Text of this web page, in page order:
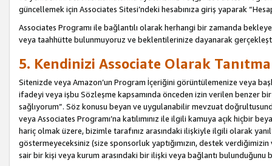
güncellemek için Associates Sitesi’ndeki hesabınıza giriş yaparak
Associates Programı ile bağlantılı olarak herhangi bir zamanda
veya taahhütte bulunmuyoruz ve beklentilerinize dayanarak
5. Kendinizi Associate Olarak
Sitenizde veya Amazon’un Program İçeriğini görüntülemenize veya
ifadeyi veya işbu Sözleşme kapsamında önceden izin verilen benzer
sağlıyorum”. Söz konusu beyan ve uygulanabilir mevzuat
veya Associates Programı’na katılımınız ile ilgili kamuya açık hiçbir
hariç olmak üzere, bizimle tarafınız arasındaki ilişkiyle ilgili olarak
göstermeyeceksiniz (size sponsorluk yaptığımızın, destek
sair bir kişi veya kurum arasındaki bir ilişki veya bağlantı bulunduğunu